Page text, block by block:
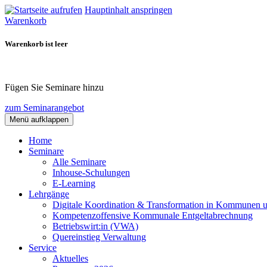
Hauptinhalt anspringen
Warenkorb
Warenkorb ist leer
Fügen Sie Seminare hinzu
zum Seminarangebot
Menü aufklappen
Home
Seminare
Alle Seminare
Inhouse-Schulungen
E-Learning
Lehrgänge
Digitale Koordination & Transformation in Kommunen
Kompetenzoffensive Kommunale Entgeltabrechnung
Betriebswirt:in (VWA)
Quereinstieg Verwaltung
Service
Aktuelles